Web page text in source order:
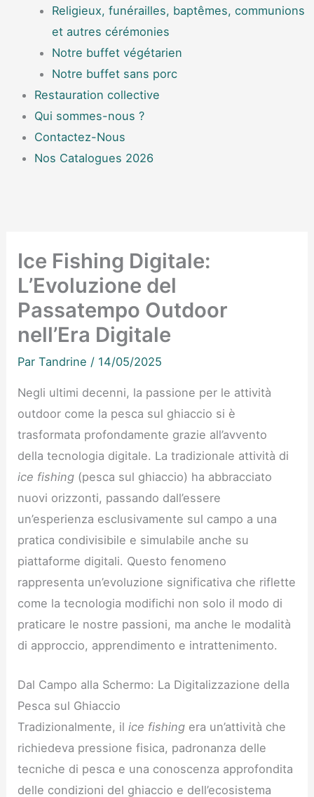
Religieux, funérailles, baptêmes, communions
et autres cérémonies
Notre buffet végétarien
Notre buffet sans porc
Restauration collective
Qui sommes-nous ?
Contactez-Nous
Nos Catalogues 2026
Ice Fishing Digitale:
L’Evoluzione del
Passatempo Outdoor
nell’Era Digitale
ParTandrine / 14/05/2025
Negli ultimi decenni, la passione per le attività
outdoor come la pesca sul ghiaccio si è
trasformata profondamente grazie all’avvento
della tecnologia digitale. La tradizionale attività di
ice fishing (pesca sul ghiaccio) ha abbracciato
nuovi orizzonti, passando dall’essere
un’esperienza esclusivamente sul campo a una
pratica condivisibile e simulabile anche su
piattaforme digitali. Questo fenomeno
rappresenta un’evoluzione significativa che riflette
come la tecnologia modifichi non solo il modo di
praticare le nostre passioni, ma anche le modalità
di approccio, apprendimento e intrattenimento.
Dal Campo alla Schermo: La Digitalizzazione della
Pesca sul Ghiaccio
Tradizionalmente, ilice fishing era un’attività che
richiedeva pressione fisica, padronanza delle
tecniche di pesca e una conoscenza approfondita
delle condizioni del ghiaccio e dell’ecosistema